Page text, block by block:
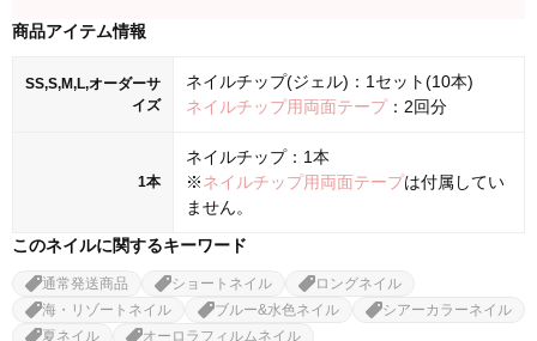
商品アイテム情報
SS,S,M,L,オーダーサ
イズ
ネイルチップ(ジェル)：1セット(10本)
ネイルチップ用両面テープ：2回分
1本
ネイルチップ：1本
※ネイルチップ用両面テープは付属してい
ません。
このネイルに関するキーワード
通常発送商品 ショートネイル
ロングネイル
海・リゾートネイル
ブルー&水色ネイル
シアーカラーネイル
夏ネイル
オーロラフィルムネイル